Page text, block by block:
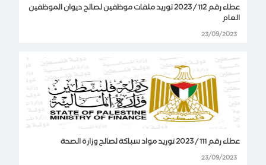
عطاء رقم 112 / 2023 توريد ملفات موظفين لصالح ديوان الموظفين
العام
23/09/2023
عطاء رقم 111 / 2023 توريد مواد سباكة لصالح وزارة الصحة
23/09/2023